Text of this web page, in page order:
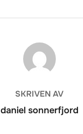
INLÄGGSFÖRFATTARE
SKRIVEN AV
daniel sonnerfjord